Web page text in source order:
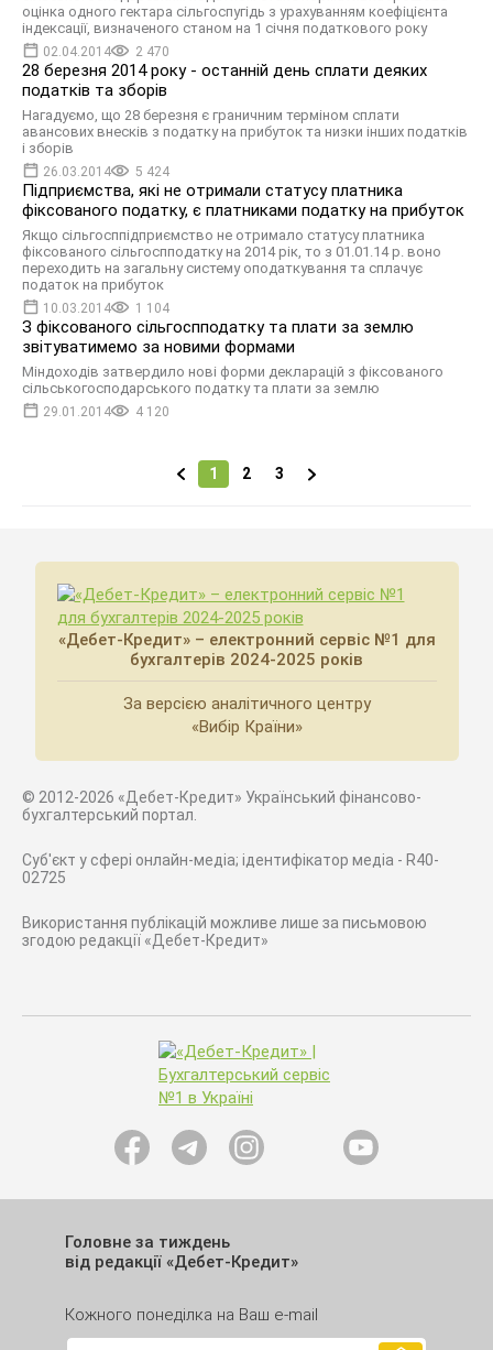
оцінка одного гектара сільгоспугідь з урахуванням коефіцієнта
індексації, визначеного станом на 1 січня податкового року
02.04.2014 2 470
28 березня 2014 року - останній день сплати деяких
податків та зборів
Нагадуємо, що 28 березня є граничним терміном сплати
авансових внесків з податку на прибуток та низки інших податків
і зборів
26.03.2014 5 424
Підприємства, які не отримали статусу платника
фіксованого податку, є платниками податку на прибуток
Якщо сільгосппідприємство не отримало статусу платника
фіксованого сільгоспподатку на 2014 рік, то з 01.01.14 р. воно
переходить на загальну систему оподаткування та сплачує
податок на прибуток
10.03.2014 1 104
З фіксованого сільгоспподатку та плати за землю
звітуватимемо за новими формами
Міндоходів затвердило нові форми декларацій з фіксованого
сільськогосподарського податку та плати за землю
29.01.2014 4 120
1 2 3
«Дебет-Кредит» – електронний сервіс №1 для
бухгалтерів 2024-2025 років
За версією аналітичного центру
«Вибір Країни»
© 2012-2026 «Дебет-Кредит» Український фінансово-
бухгалтерський портал.
Суб'єкт у сфері онлайн-медіа; ідентифікатор медіа - R40-
02725
Використання публікацій можливе лише за письмовою
згодою редакції «Дебет-Кредит»
Головне за тиждень
від редакції «Дебет-Кредит»
Кожного понеділка на Ваш e-mail